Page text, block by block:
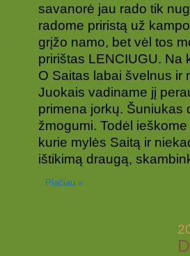
savanorė jau rado tik
radome priristą už
grįžo namo, bet vėl tos
pririštas LENCIUGU. Na
O Saitas labai švelnus ir
Juokais vadiname jį
primena jorkų. Šuniukas
žmogumi. Todėl
kurie mylės Saitą ir
ištikimą draugą,
Plačiau »